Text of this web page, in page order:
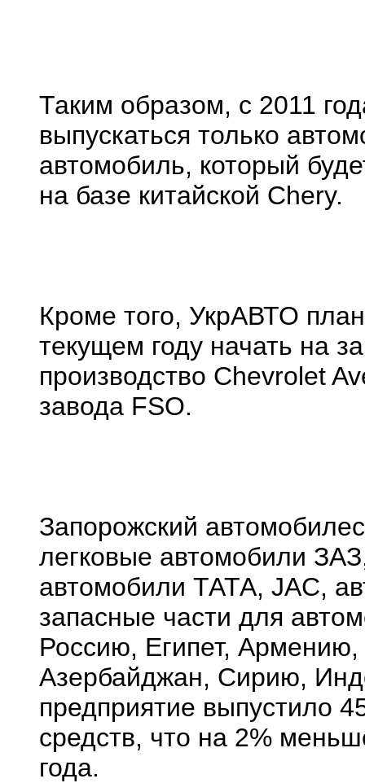
Таким образом, с 2011
выпускаться только
автомобиль, который
на базе китайской Chery.
Кроме того, УкрАВТО
текущем году начать на
производство Chevrolet
завода FSO.
Запорожский
легковые автомобили
автомобили ТАТА, JAC,
запасные части для
Россию, Египет,
Азербайджан, Сирию,
предприятие выпустило
средств, что на 2%
года.